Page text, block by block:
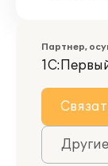
Партнер,